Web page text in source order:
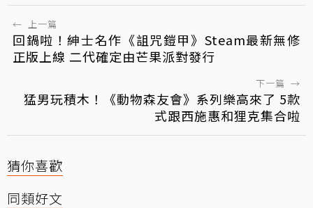
← 上一篇
回鍋啦！紳士名作《詛咒鎧甲》Steam最新無修
正版上線 二代確定由芒果派對發行
下一篇 →
猛男玩積木！《動物森友會》系列樂高來了 5款
式跟西施惠和狸克集合啦
猜你喜歡
同類好文